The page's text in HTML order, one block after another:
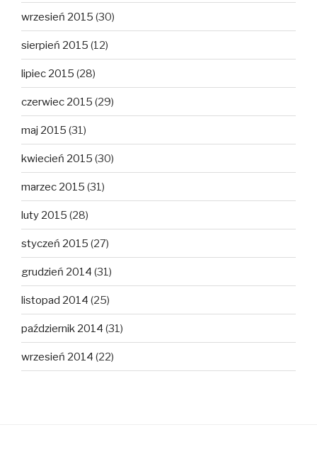
wrzesień 2015 (30)
sierpień 2015 (12)
lipiec 2015 (28)
czerwiec 2015 (29)
maj 2015 (31)
kwiecień 2015 (30)
marzec 2015 (31)
luty 2015 (28)
styczeń 2015 (27)
grudzień 2014 (31)
listopad 2014 (25)
październik 2014 (31)
wrzesień 2014 (22)